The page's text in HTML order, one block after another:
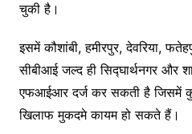
चुकी है।
इसमें कौशांबी, हमीरपुर, देवरिया,
सीबीआई जल्द ही सिद्घार्थनगर और
एफआईआर दर्ज कर सकती है
खिलाफ मुकदमे कायम हो सकते हैं।